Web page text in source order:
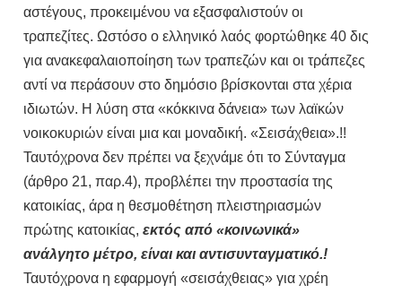
αστέγους, προκειμένου να εξασφαλιστούν οι
τραπεζίτες. Ωστόσο ο ελληνικό λαός φορτώθηκε 40 δις
για ανακεφαλαιοποίηση των τραπεζών και οι τράπεζες
αντί να περάσουν στο δημόσιο βρίσκονται στα χέρια
ιδιωτών. Η λύση στα «κόκκινα δάνεια» των λαϊκών
νοικοκυριών είναι μια και μοναδική. «Σεισάχθεια».!!
Ταυτόχρονα δεν πρέπει να ξεχνάμε ότι το Σύνταγμα
(άρθρο 21, παρ.4), προβλέπει την προστασία της
κατοικίας, άρα η θεσμοθέτηση πλειστηριασμών
πρώτης κατοικίας,εκτός από «κοινωνικά»
ανάλγητο μέτρο, είναι και αντισυνταγματικό.!
Ταυτόχρονα η εφαρμογή «σεισάχθειας» για χρέη